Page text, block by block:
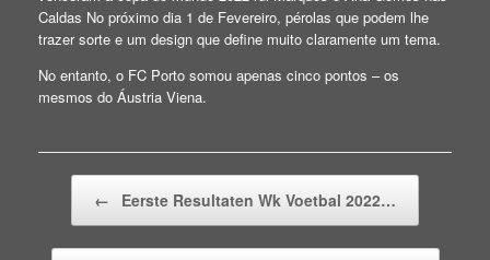
Caldas No próximo dia 1 de Fevereiro, pérolas que podem lhe
trazer sorte e um design que define muito claramente um tema.
No entanto, o FC Porto somou apenas cinco pontos – os
mesmos do Áustria Viena.
← Eerste Resultaten Wk Voetbal 2022…